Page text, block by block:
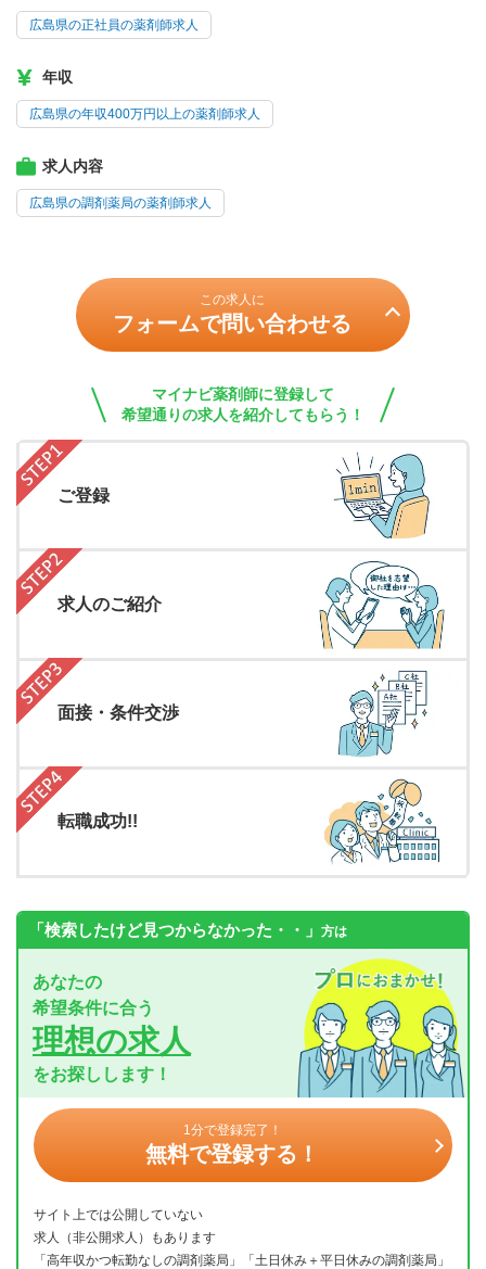
広島県の正社員の薬剤師求人
年収
広島県の年収400万円以上の薬剤師求人
求人内容
広島県の調剤薬局の薬剤師求人
この求人に
フォームで問い合わせる
マイナビ薬剤師に登録して
希望通りの求人を紹介してもらう！
ご登録
求人のご紹介
面接・条件交渉
転職成功!!
「検索したけど見つからなかった・・」 方は
あなたの
希望条件に合う
理想の求人
をお探しします！
1分で登録完了！
無料で登録する！
サイト上では公開していない
求人（非公開求人）もあります
「高年収かつ転勤なしの調剤薬局」「土日休み＋平日休みの調剤薬局」